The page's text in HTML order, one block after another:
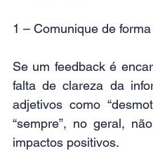
1 – Comunique de
Se um feedback é
falta de clareza da
adjetivos como
“sempre”, no geral,
impactos positivos.